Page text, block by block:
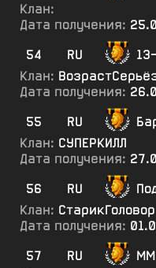
Клан:
Дата получения:
54
RU
Клан:
Дата получения:
55
RU
Клан: СУПЕРКИЛЛ
Дата получения:
56
RU
Клан:
Дата получения:
57
RU